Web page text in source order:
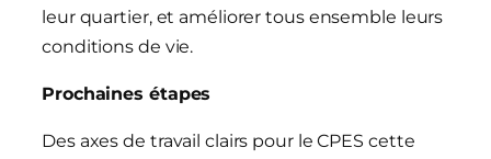
leur quartier, et améliorer tous ensemble leurs
conditions de vie.
Prochaines étapes
Des axes de travail clairs pour le CPES cette